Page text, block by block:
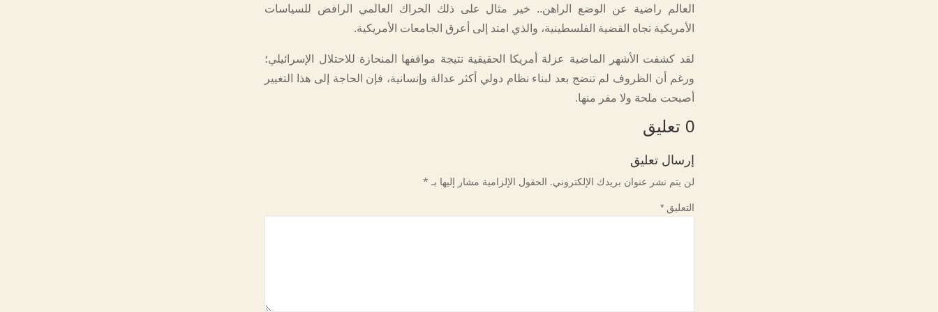
العالم راضية عن الوضع الراهن.. خير مثال على ذلك الحراك العالمي الرافض للسياسات
الأمريكية تجاه القضية الفلسطينية، والذي امتد إلى أعرق الجامعات الأمريكية.
لقد كشفت الأشهر الماضية عزلة أمريكا الحقيقية نتيجة مواقفها المنحازة للاحتلال الإسرائيلي؛
ورغم أن الظروف لم تنضج بعد لبناء نظام دولي أكثر عدالة وإنسانية، فإن الحاجة إلى هذا التغيير
أصبحت ملحة ولا مفر منها.
0 تعليق
إرسال تعليق
لن يتم نشر عنوان بريدك الإلكتروني. الحقول الإلزامية مشار إليها بـ *
التعليق*